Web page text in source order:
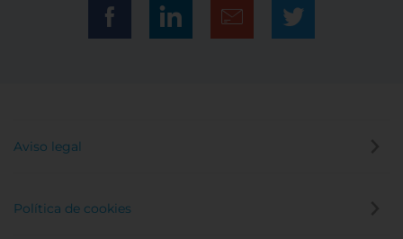
Aviso legal
Política de cookies